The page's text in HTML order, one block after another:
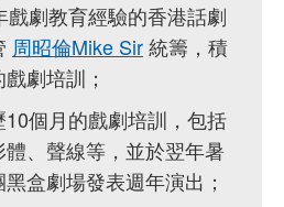
戲劇教育經驗的香港話劇
周昭倫Mike Sir統籌，積
劇培訓；
10個月的戲劇培訓，包括
、聲線等，並於翌年暑
盒劇場發表週年演出；